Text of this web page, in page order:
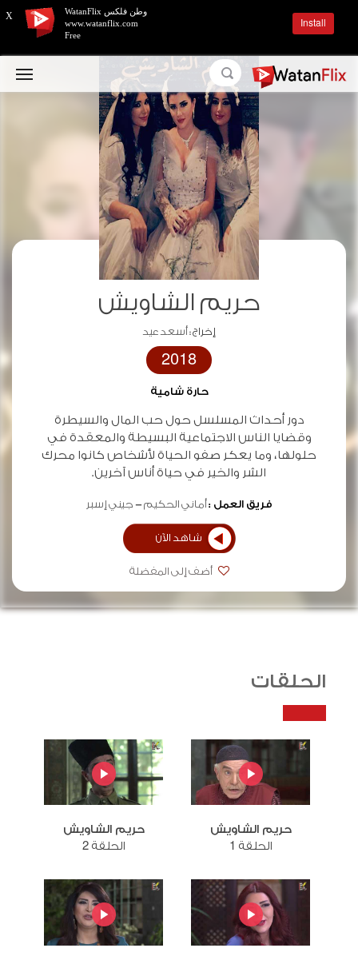
حريم الشاويش
إخراج :أسعد عيد
2018
حارة شامية
دور أحداث المسلسل حول حب المال والسيطرة
وقضايا الناس الاجتماعية البسيطة والمعقدة في
حلولها، وما يعكر صفو الحياة لأشخاص كانوا محرك
الشر والخير في حياة أناس آخرين.
فريق العمل :أماني الحكيم جيني إسبر
شاهد الآن
أضف إلى المفضلة
الحلقات
حريم الشاويش
الحلقة 1
حريم الشاويش
الحلقة 2
X
وطن فلكس WatanFlix
www.watanflix.com
Free
Install